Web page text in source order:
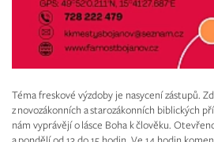
Téma freskové výzdoby je nasycení zástupů.
z novozákonních a starozákonních biblických
nám vyprávějí o lásce Boha k člověku.